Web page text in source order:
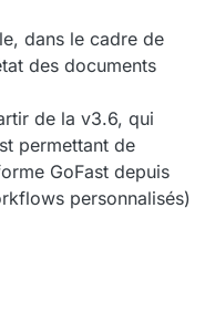
dans le cadre de
des documents
de la v3.6, qui
permettant de
GoFast depuis
personnalisés)